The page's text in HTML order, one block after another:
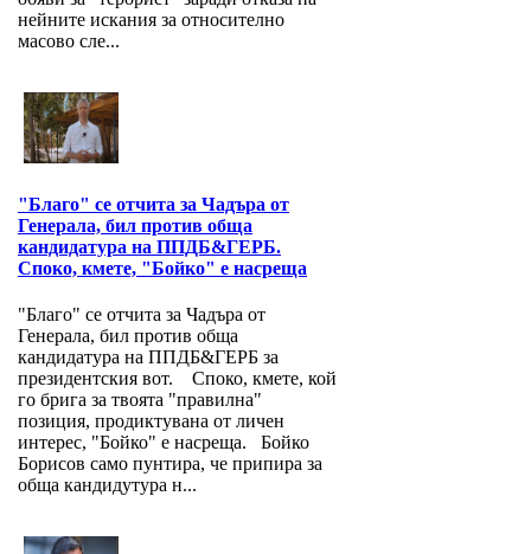
нейните искания за относително
масово сле...
"Благо" се отчита за Чадъра от
Генерала, бил против обща
кандидатура на ППДБ&ГЕРБ.
Споко, кмете, "Бойко" е насреща
"Благо" се отчита за Чадъра от
Генерала, бил против обща
кандидатура на ППДБ&ГЕРБ за
президентския вот. Споко, кмете, кой
го брига за твоята "правилна"
позиция, продиктувана от личен
интерес, "Бойко" е насреща. Бойко
Борисов само пунтира, че припира за
обща кандидутура н...